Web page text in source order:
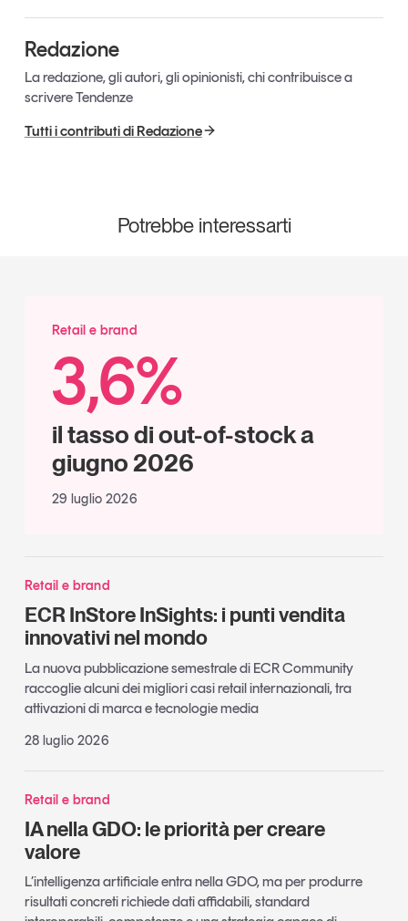
Un anno di
Tendenze2026
Leggi il magazine
Tendenze è il magazine di GS1 Italy che racconta in
GS1 Italy GS1 Italy
GS1 Italy
Redazione
La redazione, gli autori, gli opinionisti, chi contribuisce a
scrivere Tendenze
Tutti i contributi di Redazione
Potrebbe interessarti
Retail e brand
3,6%
il tasso di out-of-stock a
giugno 2026
29 luglio 2026
Retail e brand
ECR InStore InSights: i punti vendita
innovativi nel mondo
La nuova pubblicazione semestrale di ECR Community
raccoglie alcuni dei migliori casi retail internazionali, tra
attivazioni di marca e tecnologie media
28 luglio 2026
Retail e brand
IA nella GDO: le priorità per creare
valore
L’intelligenza artificiale entra nella GDO, ma per produrre
risultati concreti richiede dati affidabili, standard